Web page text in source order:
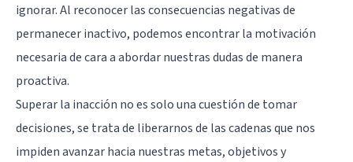
ignorar. Al reconocer las consecuencias negativas de
permanecer inactivo, podemos encontrar la motivación
necesaria de cara a abordar nuestras dudas de manera
proactiva.
Superar la inacción no es solo una cuestión de tomar
decisiones, se trata de liberarnos de las cadenas que nos
impiden avanzar hacia nuestras metas, objetivos y